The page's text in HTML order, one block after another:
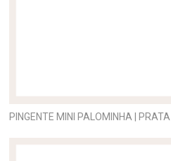
PINGENTE MINI PALOMINHA | PRATA